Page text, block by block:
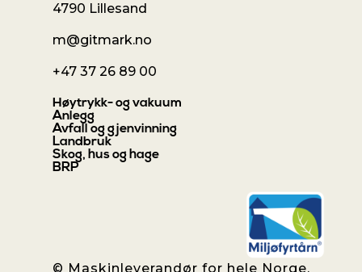
4790 Lillesand
m@gitmark.no
+47 37 26 89 00
Høytrykk- og vakuum
Anlegg
Avfall og gjenvinning
Landbruk
Skog, hus og hage
BRP
© Maskinleverandør for hele Norge.